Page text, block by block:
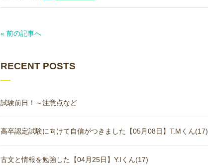
« 前の記事へ
RECENT POSTS
試験前日！～注意点など
高卒認定試験に向けて自信がつきました【05月08日】T.Mくん(17)
古文と情報を勉強した【04月25日】Y.Iくん(17)